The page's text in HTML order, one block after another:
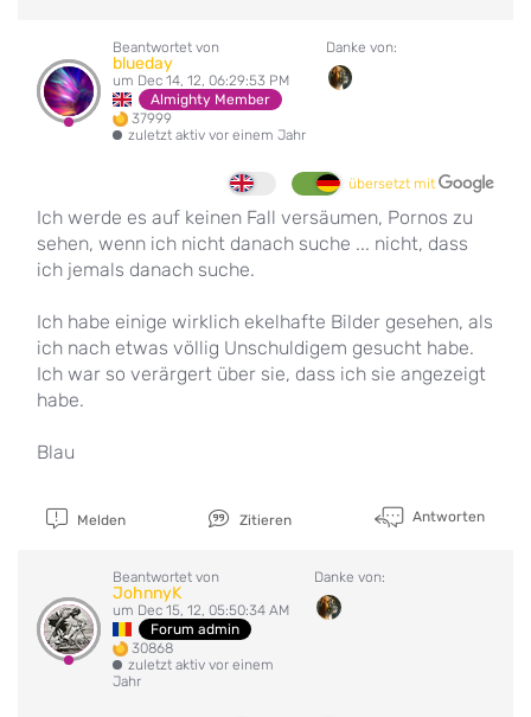
Beantwortet von
blueday
um Dec 14, 12, 06:29:53 PM
Almighty Member
37999
zuletzt aktiv vor einem Jahr
Danke von:
übersetzt mit
Ich werde es auf keinen Fall versäumen, Pornos zu
sehen, wenn ich nicht danach suche ... nicht, dass
ich jemals danach suche.
Ich habe einige wirklich ekelhafte Bilder gesehen, als
ich nach etwas völlig Unschuldigem gesucht habe.
Ich war so verärgert über sie, dass ich sie angezeigt
habe.
Blau
Melden Zitieren Antworten
Beantwortet von
JohnnyK
um Dec 15, 12, 05:50:34 AM
Forum admin
30868
zuletzt aktiv vor einem
Jahr
Danke von: